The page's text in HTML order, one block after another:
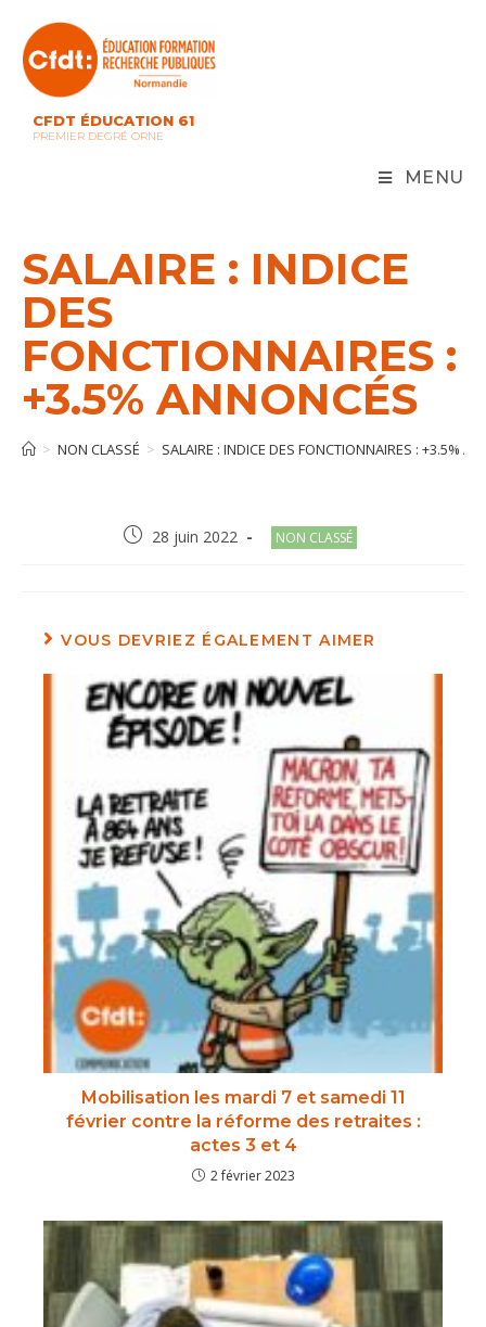
content
CFDT ÉDUCATION 61
PREMIER DEGRÉ ORNE
MENU
SALAIRE : INDICE
DES
FONCTIONNAIRES :
+3.5% ANNONCÉS
> NON CLASSÉ > SALAIRE : INDICE DES FONCTIONNAIRES : +3.5%
Post28 juin 2022
Post
NON CLASSÉ
VOUS DEVRIEZ ÉGALEMENT AIMER
Mobilisation les mardi 7 et samedi 11
février contre la réforme des retraites :
actes 3 et 4
2 février 2023